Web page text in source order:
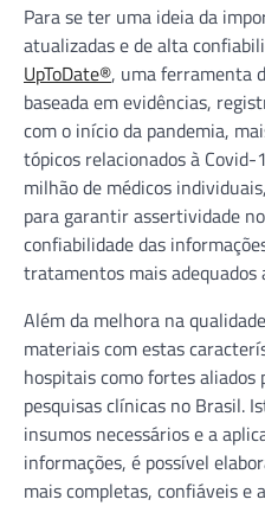
Para se ter uma ideia da
atualizadas e de alta
UpToDate®, uma ferramenta
baseada em evidências,
com o início da pandemia,
tópicos relacionados à
milhão de médicos
para garantir assertividade
confiabilidade das
tratamentos mais adequados
Além da melhora na
materiais com estas
hospitais como fortes
pesquisas clínicas no Brasil.
insumos necessários e a
informações, é possível
mais completas, confiáveis e